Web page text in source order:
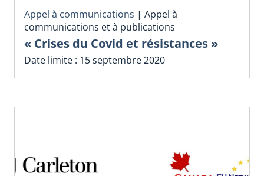
Appel à communications | Appel à
communications et à publications
« Crises du Covid et résistances »
Date limite : 15 septembre 2020